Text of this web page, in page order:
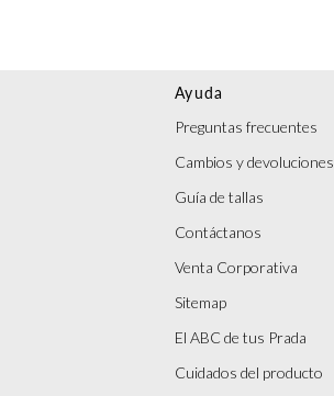
Ayuda
Preguntas frecuentes
Cambios y devoluciones
Guía de tallas
Contáctanos
Venta Corporativa
Sitemap
El ABC de tus Prada
Cuidados del producto